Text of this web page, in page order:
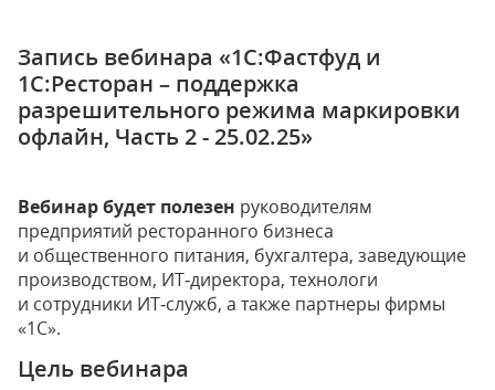
Запись вебинара «1С:Фастфуд и
1С:Ресторан – поддержка
разрешительного режима маркировки
офлайн, Часть 2 - 25.02.25»
Вебинар будет полезен руководителям
предприятий ресторанного бизнеса
и общественного питания, бухгалтера, заведующие
производством, ИТ‑директора, технологи
и сотрудники ИT‑служб, а также партнеры фирмы
«1С».
Цель вебинара